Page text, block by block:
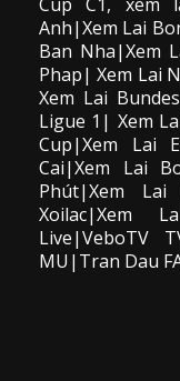
Anh|Xem Lai
Ban Nha|Xem
Phap| Xem Lai
Xem Lai
Ligue 1| Xem
Cup|Xem Lai
Cai|Xem Lai
Phút|Xem
Xoilac|Xem
Live|VeboTV
MU|Tran Dau